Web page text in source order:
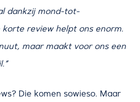
dankzij mond-tot-
korte review helpt ons enorm.
maar maakt voor ons een
Die komen sowieso. Maar